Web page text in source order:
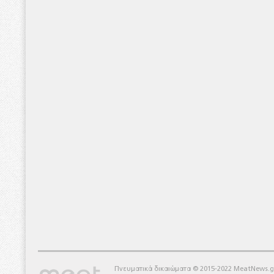
Πνευματικά δικαιώματα © 2015-2022